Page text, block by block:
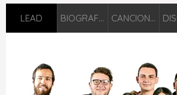
LEAD BIOGRAFIÁ CANCIONES